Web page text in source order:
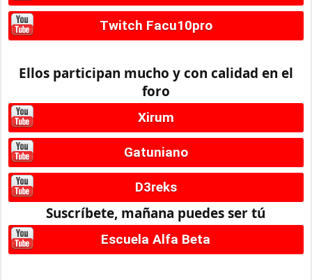
Twitch Facu10pro
Ellos participan mucho y con calidad en el
foro
Xirum
Gatuniano
D3reks
Suscríbete, mañana puedes ser tú
Escuela Alfa Beta